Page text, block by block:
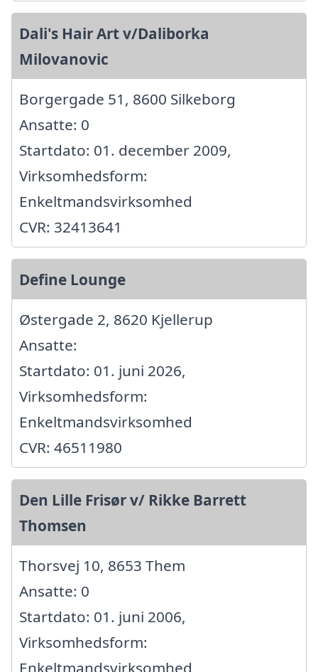
Dali's Hair Art v/Daliborka
Milovanovic
Borgergade 51, 8600 Silkeborg
Ansatte: 0
Startdato: 01. december 2009,
Virksomhedsform:
Enkeltmandsvirksomhed
CVR: 32413641
Define Lounge
Østergade 2, 8620 Kjellerup
Ansatte:
Startdato: 01. juni 2026,
Virksomhedsform:
Enkeltmandsvirksomhed
CVR: 46511980
Den Lille Frisør v/ Rikke Barrett
Thomsen
Thorsvej 10, 8653 Them
Ansatte: 0
Startdato: 01. juni 2006,
Virksomhedsform:
Enkeltmandsvirksomhed